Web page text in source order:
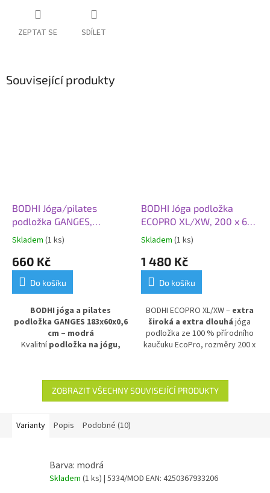
ZEPTAT SE SDÍLET
Související produkty
BODHI Jóga/pilates
podložka GANGES,
183x60x0,6 cm, modrá
Skladem (1 ks)
660 Kč
Do košíku
BODHI jóga a pilates
podložka GANGES 183x60x0,6
cm – modrá
Kvalitnípodložka na jógu,
přechodem v modrém odstínu.
Díky komfortní tloušťce6 mm
poskytuje výborné odpružení,
při cvičení. Ideální volba pro
cvičební podložku pro
pravidelný trénink.
BODHI Jóga podložka
ECOPRO XL/XW, 200 x 66
x 0,4 cm, šedá tmavá
Skladem (1 ks)
1 480 Kč
Do košíku
BODHI ECOPRO XL/XW – extra
široká a extra dlouhá jóga
podložka ze 100 % přírodního
kaučuku EcoPro, rozměry 200 x
prostoru během cvičení.
Pohodlná, ekologická a odolná
podložka pro všechny úrovně
ZOBRAZIT VŠECHNY SOUVISEJÍCÍ PRODUKTY
Varianty Popis Podobné (10)
Barva: modrá
Skladem (1 ks) | 5334/MOD EAN: 4250367933206